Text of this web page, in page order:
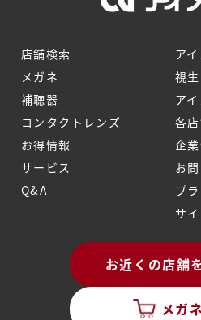
店舗検索
メガネ
補聴器
コンタクトレンズ
お得情報
サービス
Q&A
ア
視
ア
各
企
お
プ
サ
お近くの店舗
メガ